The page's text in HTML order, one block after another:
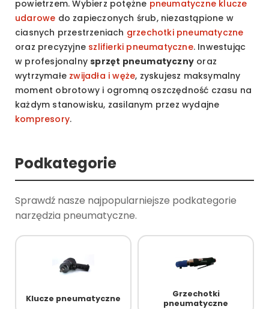
powietrzem. Wybierz potężne pneumatyczne klucze
udarowe do zapieczonych śrub, niezastąpione w
ciasnych przestrzeniach grzechotki pneumatyczne
oraz precyzyjne szlifierki pneumatyczne. Inwestując
w profesjonalnysprzęt pneumatyczny oraz
wytrzymałe zwijadła i węże, zyskujesz maksymalny
moment obrotowy i ogromną oszczędność czasu na
każdym stanowisku, zasilanym przez wydajne
kompresory.
Podkategorie
Sprawdź nasze najpopularniejsze podkategorie
narzędzia pneumatyczne.
Klucze pneumatyczne
Grzechotki
pneumatyczne